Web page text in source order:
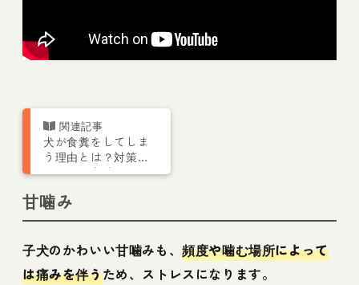
犬が食糞をしてしま
う理由とは？対策や
しつけの方法につい
甘噛み
子犬のかわいい甘噛みも、頻度や噛む場所によって
は痛みを伴うため、ストレスになります。